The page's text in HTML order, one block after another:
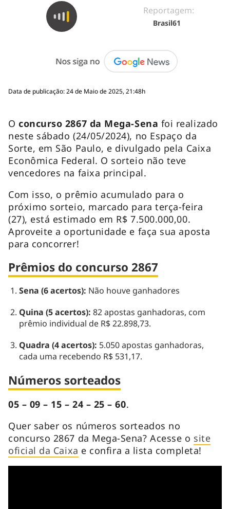
Reportagem:
Brasil61
Data de publicação: 24 de Maio de 2025, 21:48h
Oconcurso 2867 da Mega-Sena foi realizado
neste sábado (24/05/2024), no Espaço da
Sorte, em São Paulo, e divulgado pela Caixa
Econômica Federal. O sorteio não teve
vencedores na faixa principal.
Com isso, o prêmio acumulado para o
próximo sorteio, marcado para terça-feira
(27), está estimado em R$ 7.500.000,00.
Aproveite a oportunidade e faça sua aposta
para concorrer!
Prêmios do concurso 2867
Sena (6 acertos): Não houve ganhadores
Quina (5 acertos): 82 apostas ganhadoras, com
prêmio individual de R$ 22.898,73.
Quadra (4 acertos): 5.050 apostas ganhadoras,
cada uma recebendo R$ 531,17.
Números sorteados
05 – 09 – 15 – 24 – 25 – 60.
Quer saber os números sorteados no
concurso 2867 da Mega-Sena? Acesse o site
oficial da Caixa e confira a lista completa!